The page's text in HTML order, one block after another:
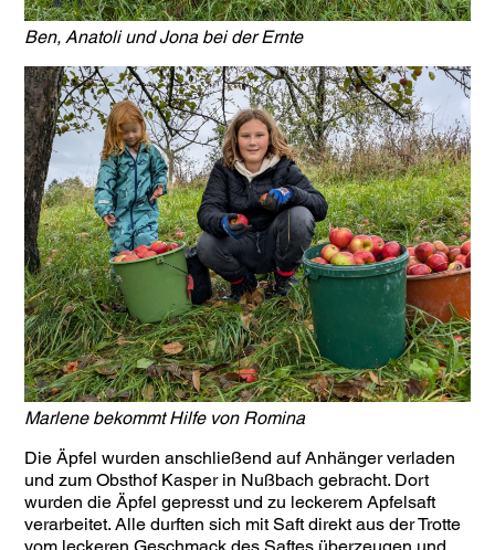
Ben, Anatoli und Jona bei der Ernte
Marlene bekommt Hilfe von Romina
Die Äpfel wurden anschließend auf Anhänger verladen
und zum Obsthof Kasper in Nußbach gebracht. Dort
wurden die Äpfel gepresst und zu leckerem Apfelsaft
verarbeitet. Alle durften sich mit Saft direkt aus der Trotte